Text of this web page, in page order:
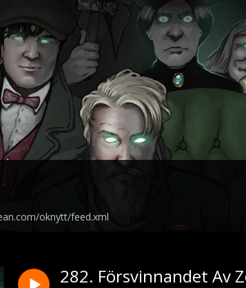
oknytt/feed.xml
282. Försvinnandet Av